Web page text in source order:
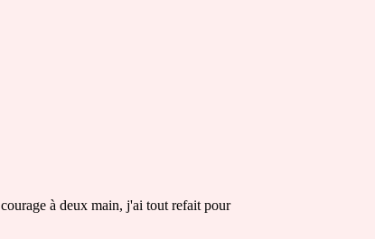
à deux main, j'ai tout refait pour